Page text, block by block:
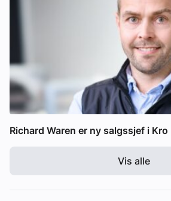
Richard Waren er ny salgssjef i Kro
Vis alle